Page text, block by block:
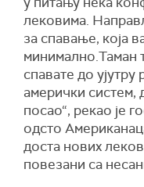
лековима.
за спавање, која
минимално.Таман
спавате до
амерички систем,
посао“, рекао је
одсто
доста нових
повезани са